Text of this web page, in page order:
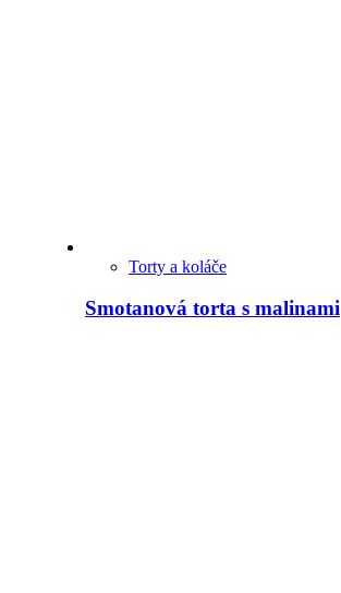
Torty a koláče
Smotanová torta s malinami